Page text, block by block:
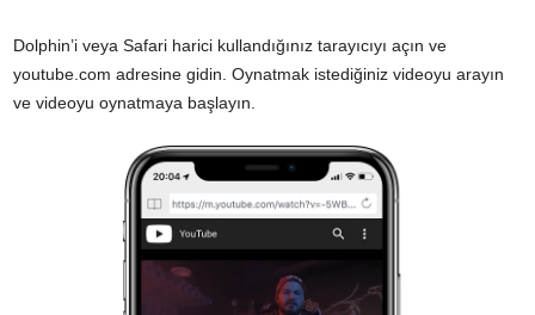
Dolphin’i veya Safari harici kullandığınız tarayıcıyı açın ve
youtube.com adresine gidin. Oynatmak istediğiniz videoyu arayın
ve videoyu oynatmaya başlayın.